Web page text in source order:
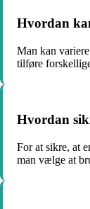
Hvordan
Man kan
tilføre
Hvordan
For at sikre, at
man vælge at